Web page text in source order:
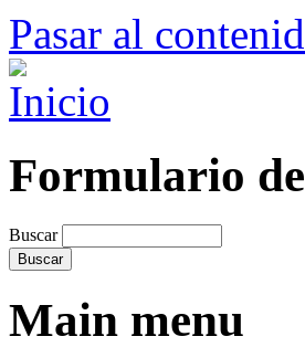
Pasar al
Formulario
Buscar
Main menu